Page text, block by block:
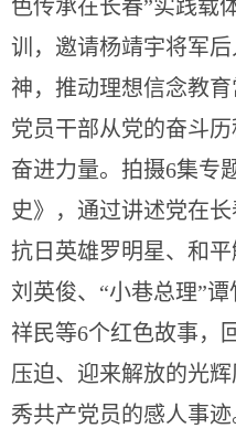
色传承在长春”实践载
训，邀请杨靖宇将军
神，推动理想信念教
党员干部从党的奋斗
奋进力量。拍摄6集专
史》，通过讲述党在
抗日英雄罗明星、和
刘英俊、“小巷总理”
祥民等6个红色故事，
压迫、迎来解放的光
秀共产党员的感人事迹